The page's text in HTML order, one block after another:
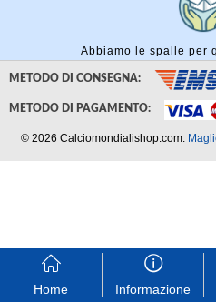
Abbiamo le spalle per
󰃱
Home
󰈢
Informazione
METODO DI CONSEGNA:
METODO DI PAGAMENTO:
© 2026 Calciomondialishop.com.